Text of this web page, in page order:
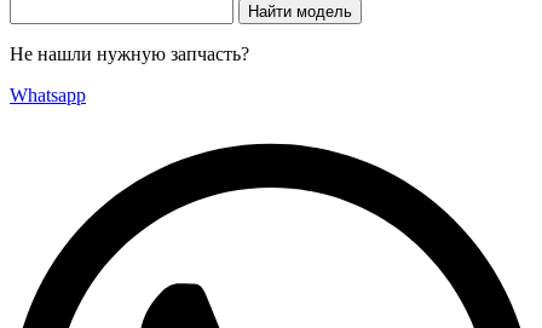
Не нашли нужную запчасть?
Whatsapp